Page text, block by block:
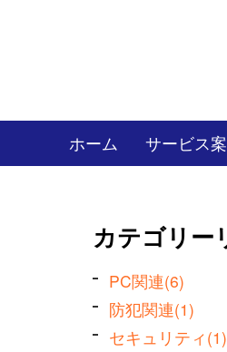
ホーム サービス
カテゴリー
PC関連(6)
防犯関連(1)
セキュリティ(1)